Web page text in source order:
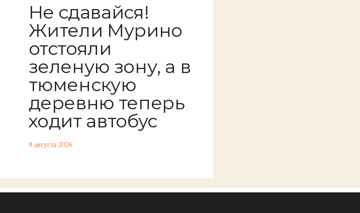
Не сдавайся!
Жители Мурино
отстояли
зеленую зону, а в
тюменскую
деревню теперь
ходит автобус
9 августа 2026